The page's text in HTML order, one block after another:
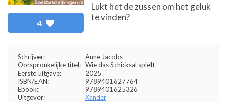
4
Lukt het de zussen om het geluk
te vinden?
Schrijver:
Anne Jacobs
Oorspronkelijke titel: Wie das Schicksal spielt
Eerste uitgave:
2025
ISBN/EAN:
9789401627764
Ebook:
9789401625326
Uitgever:
Xander